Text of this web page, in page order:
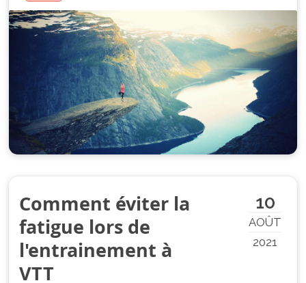
10
AOÛT
2021
Comment éviter la
fatigue lors de
l'entrainement à
VTT